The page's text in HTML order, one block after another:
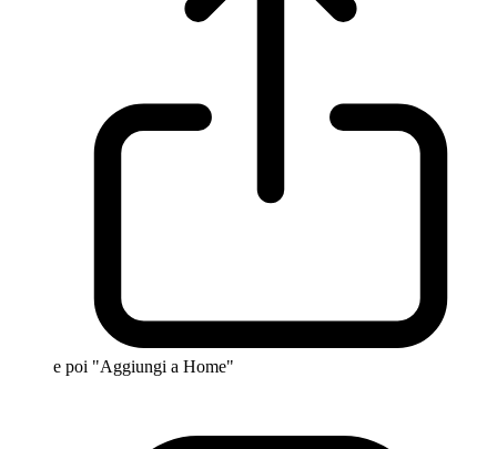
e poi "Aggiungi a Home"